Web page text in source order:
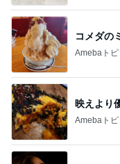
コメダの
Amebaトピ
映えより
Amebaトピ